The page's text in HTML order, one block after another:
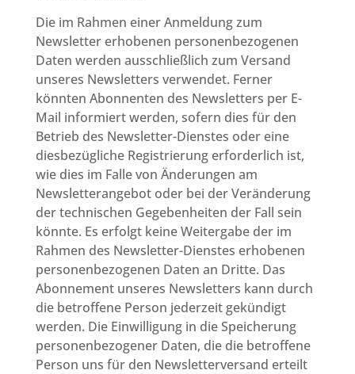
Die im Rahmen einer Anmeldung zum
Newsletter erhobenen personenbezogenen
Daten werden ausschließlich zum Versand
unseres Newsletters verwendet. Ferner
könnten Abonnenten des Newsletters per E-
Mail informiert werden, sofern dies für den
Betrieb des Newsletter-Dienstes oder eine
diesbezügliche Registrierung erforderlich ist,
wie dies im Falle von Änderungen am
Newsletterangebot oder bei der Veränderung
der technischen Gegebenheiten der Fall sein
könnte. Es erfolgt keine Weitergabe der im
Rahmen des Newsletter-Dienstes erhobenen
personenbezogenen Daten an Dritte. Das
Abonnement unseres Newsletters kann durch
die betroffene Person jederzeit gekündigt
werden. Die Einwilligung in die Speicherung
personenbezogener Daten, die die betroffene
Person uns für den Newsletterversand erteilt